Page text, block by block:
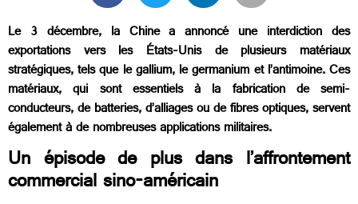
Le 3 décembre, la Chine aannoncé une interdiction des
exportations vers les États-Unis de plusieurs matériaux
stratégiques, tels que le gallium, le germanium et l’antimoine. Ces
matériaux, qui sont essentiels à la fabrication de semi-
conducteurs, de batteries, d’alliages ou de fibres optiques, servent
également à de nombreuses applications militaires.
Un épisode de plus dans l’affrontement
commercial sino-américain